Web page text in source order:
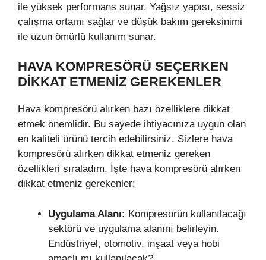
ile yüksek performans sunar. Yağsız yapısı, sessiz
çalışma ortamı sağlar ve düşük bakım gereksinimi
ile uzun ömürlü kullanım sunar.
HAVA KOMPRESÖRÜ SEÇERKEN
DIKKAT ETMENIZ GEREKENLER
Hava kompresörü alırken bazı özelliklere dikkat
etmek önemlidir. Bu sayede ihtiyacınıza uygun olan
en kaliteli ürünü tercih edebilirsiniz. Sizlere hava
kompresörü alırken dikkat etmeniz gereken
özellikleri sıraladım. İşte hava kompresörü alırken
dikkat etmeniz gerekenler;
Uygulama Alanı: Kompresörün kullanılacağı
sektörü ve uygulama alanını belirleyin.
Endüstriyel, otomotiv, inşaat veya hobi